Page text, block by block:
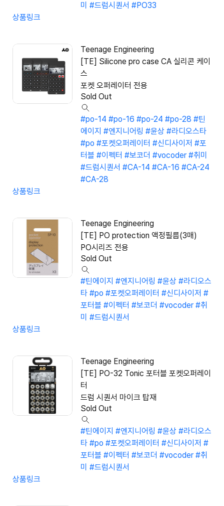
미 #드럼시퀀서 #PO33
상품링크
Teenage Engineering
[TE] Silicone pro case CA 실리콘 케이
스
포켓 오퍼레이터 전용
Sold Out
#po-14 #po-16 #po-24 #po-28 #틴
에이지 #엔지니어링 #윤상 #라디오스타
#po #포켓오퍼레이터 #신디사이저 #포
터블 #이펙터 #보코더 #vocoder #취미
#드럼시퀀서 #CA-14 #CA-16 #CA-24
#CA-28
상품링크
Teenage Engineering
[TE] PO protection 액정필름(3매)
PO시리즈 전용
Sold Out
#틴에이지 #엔지니어링 #윤상 #라디오스
타 #po #포켓오퍼레이터 #신디사이저 #
포터블 #이펙터 #보코더 #vocoder #취
미 #드럼시퀀서
상품링크
Teenage Engineering
[TE] PO-32 Tonic 포터블 포켓오퍼레이
터
드럼 시퀀서 마이크 탑재
Sold Out
#틴에이지 #엔지니어링 #윤상 #라디오스
타 #po #포켓오퍼레이터 #신디사이저 #
포터블 #이펙터 #보코더 #vocoder #취
미 #드럼시퀀서
상품링크